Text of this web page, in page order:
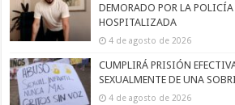
DEMORADO POR LA POLICÍA
HOSPITALIZADA
4 de agosto de 2026
CUMPLIRÁ PRISIÓN
SEXUALMENTE DE UNA
4 de agosto de 2026